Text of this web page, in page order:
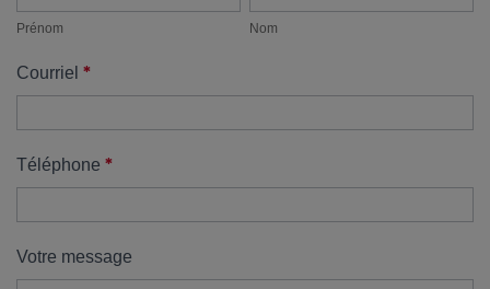
propriétaire
UNE
DÉCISION
!
de
démarrage
:
Prénom Nom
Courriel *
Téléphone *
Votre message